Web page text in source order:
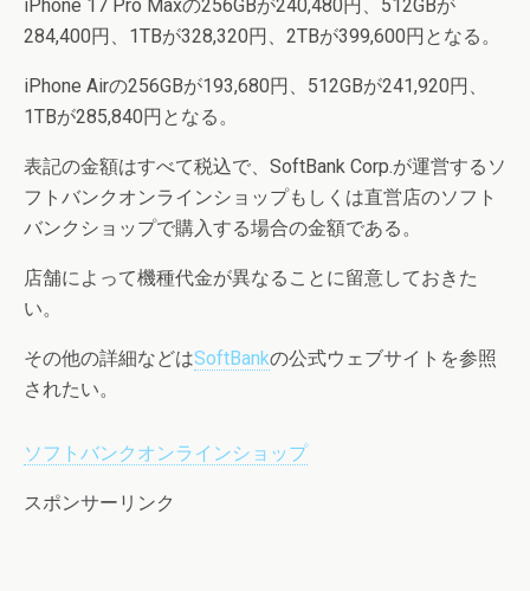
iPhone 17 Pro Maxの256GBが240,480円、512GBが
284,400円、1TBが328,320円、2TBが399,600円となる。
iPhone Airの256GBが193,680円、512GBが241,920円、
1TBが285,840円となる。
表記の金額はすべて税込で、SoftBank Corp.が運営するソ
フトバンクオンラインショップもしくは直営店のソフト
バンクショップで購入する場合の金額である。
店舗によって機種代金が異なることに留意しておきた
い。
その他の詳細などはSoftBankの公式ウェブサイトを参照
されたい。
ソフトバンクオンラインショップ
スポンサーリンク